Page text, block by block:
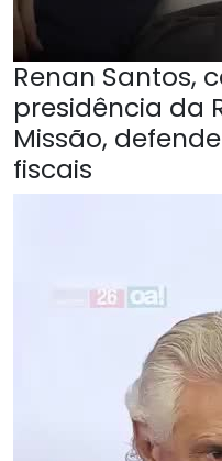
Renan Santos,
presidência da
Missão,
fiscais